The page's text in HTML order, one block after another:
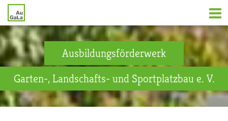
Ausbildungsförderwerk
Garten-, Landschafts- und Sportplatzbau e. V.